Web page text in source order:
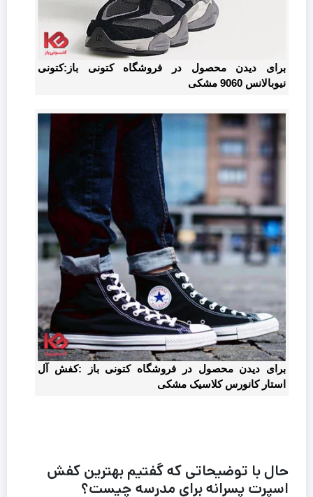
برای دیدن محصول در فروشگاه کتونی باز:کتونی
نیوبالانس 9060 مشکی
برای دیدن محصول در فروشگاه کتونی باز :کفش آل
استار کانورس کلاسیک مشکی
حال با توضیحاتی که گفتیم بهترین کفش
اسپرت پسرانه برای مدرسه چیست؟